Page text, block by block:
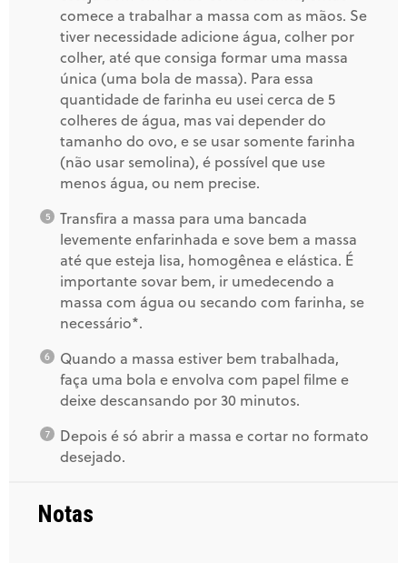
comece a trabalhar a massa com as mãos. Se
tiver necessidade adicione água, colher por
colher, até que consiga formar uma massa
única (uma bola de massa). Para essa
quantidade de farinha eu usei cerca de 5
colheres de água, mas vai depender do
tamanho do ovo, e se usar somente farinha
(não usar semolina), é possível que use
menos água, ou nem precise.
Transfira a massa para uma bancada
levemente enfarinhada e sove bem a massa
até que esteja lisa, homogênea e elástica. É
importante sovar bem, ir umedecendo a
massa com água ou secando com farinha, se
necessário*.
Quando a massa estiver bem trabalhada,
faça uma bola e envolva com papel filme e
deixe descansando por 30 minutos.
Depois é só abrir a massa e cortar no formato
desejado.
Notas